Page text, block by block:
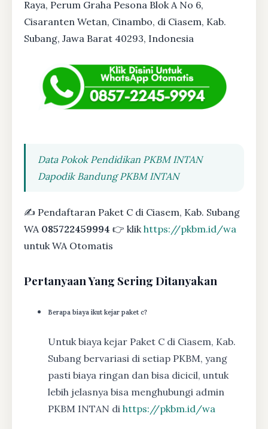
Raya, Perum Graha Pesona Blok A No 6,
Cisaranten Wetan, Cinambo, di Ciasem, Kab.
Subang, Jawa Barat 40293, Indonesia
Data Pokok Pendidikan PKBM INTAN
Dapodik Bandung PKBM INTAN
✍ Pendaftaran Paket C di Ciasem, Kab. Subang
WA 085722459994 👉 klikhttps://pkbm.id/wa
untuk WA Otomatis
Pertanyaan Yang Sering Ditanyakan
Berapa biaya ikut kejar paket c?
Untuk biaya kejar Paket C di Ciasem, Kab.
Subang bervariasi di setiap PKBM, yang
pasti biaya ringan dan bisa dicicil, untuk
lebih jelasnya bisa menghubungi admin
PKBM INTAN di https://pkbm.id/wa